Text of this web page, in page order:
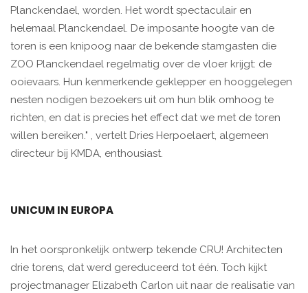
Planckendael, worden. Het wordt spectaculair en
helemaal Planckendael. De imposante hoogte van de
toren is een knipoog naar de bekende stamgasten die
ZOO Planckendael regelmatig over de vloer krijgt: de
ooievaars. Hun kenmerkende geklepper en hooggelegen
nesten nodigen bezoekers uit om hun blik omhoog te
richten, en dat is precies het effect dat we met de toren
willen bereiken." , vertelt Dries Herpoelaert, algemeen
directeur bij KMDA, enthousiast.
UNICUM IN EUROPA
In het oorspronkelijk ontwerp tekende CRU! Architecten
drie torens, dat werd gereduceerd tot één. Toch kijkt
projectmanager Elizabeth Carlon uit naar de realisatie van